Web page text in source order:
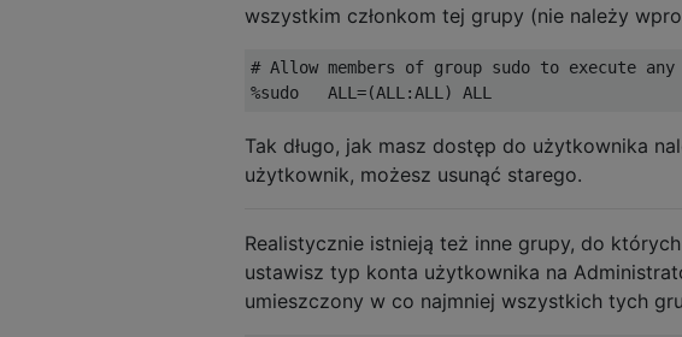
wszystkim członkom tej grupy (nie należy
# Allow members of group sudo to execute any
Tak długo, jak masz dostęp do użytkownika
użytkownik, możesz usunąć starego.
Realistycznie istnieją też inne grupy, do
ustawisz typ konta użytkownika na
umieszczony w co najmniej wszystkich tych